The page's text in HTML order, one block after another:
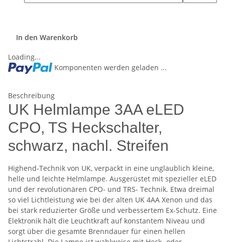
In den Warenkorb
Loading...
Komponenten werden geladen ...
Beschreibung
UK Helmlampe 3AA eLED
CPO, TS Heckschalter,
schwarz, nachl. Streifen
Highend-Technik von UK, verpackt in eine unglaublich kleine,
helle und leichte Helmlampe. Ausgerüstet mit spezieller eLED
und der revolutionären CPO- und TRS- Technik. Etwa dreimal
so viel Lichtleistung wie bei der alten UK 4AA Xenon und das
bei stark reduzierter Größe und verbessertem Ex-Schutz. Eine
Elektronik hält die Leuchtkraft auf konstantem Niveau und
sorgt über die gesamte Brenndauer für einen hellen